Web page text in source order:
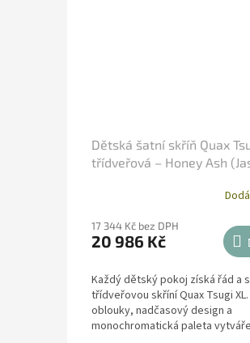
Dětská šatní skříň Quax
třídveřová – Honey Ash
17 344 Kč bez DPH
20 986 Kč
Každý dětský pokoj získá řád a
třídveřovou skříní Quax Tsugi
oblouky, nadčasový design a
monochromatická paleta